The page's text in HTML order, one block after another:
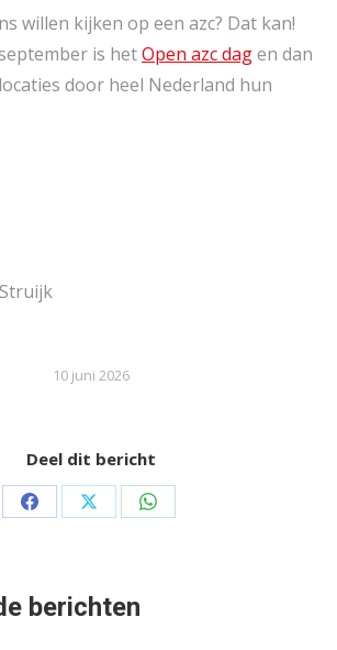
willen kijken op een azc? Dat kan!
is hetOpen azc dagen dan
door heel Nederland hun
10 juni 2026
Deel dit bericht
Share Share Share
berichten